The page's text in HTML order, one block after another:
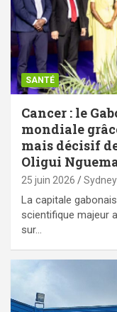
SANTÉ
Cancer : le
mondiale
mais décisif
Oligui
25 juin 2026 Sydney
La capitale
scientifique majeur
sur…